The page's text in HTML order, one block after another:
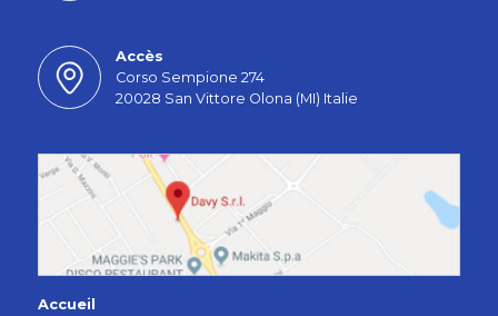
Accès
Corso Sempione 274
20028 San Vittore Olona (MI) Italie
Accueil